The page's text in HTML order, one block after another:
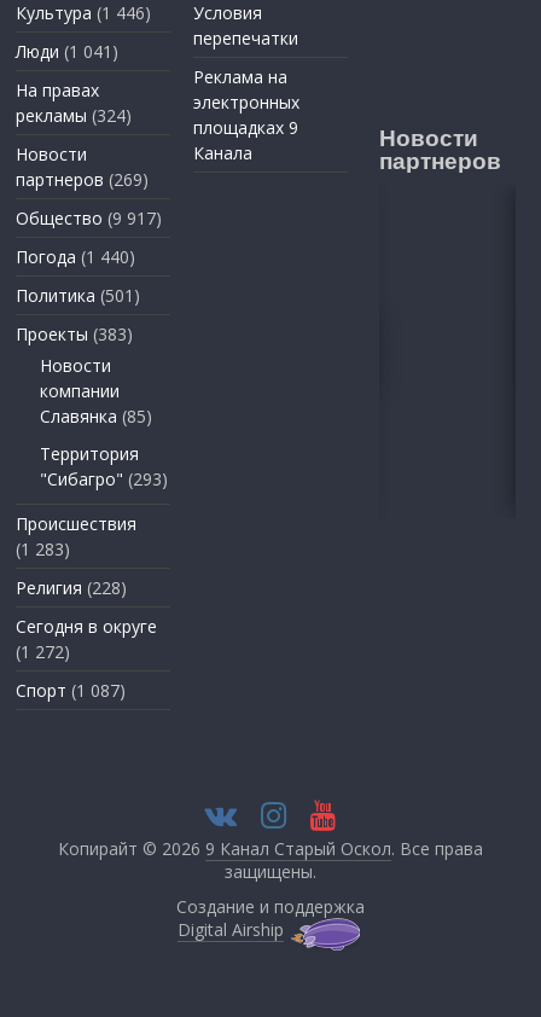
Культура (1 446)
Люди (1 041)
На правах
рекламы (324)
Новости
партнеров (269)
Общество (9 917)
Погода (1 440)
Политика (501)
Проекты (383)
Новости
компании
Славянка (85)
Территория
"Сибагро" (293)
Происшествия
(1 283)
Религия (228)
Сегодня в округе
(1 272)
Спорт (1 087)
Условия
перепечатки
Реклама на
электронных
площадках 9
Канала
Новости
партнеров
Копирайт © 2026 9 Канал Старый Оскол. Все права
защищены.
Создание и поддержка
Digital Airship